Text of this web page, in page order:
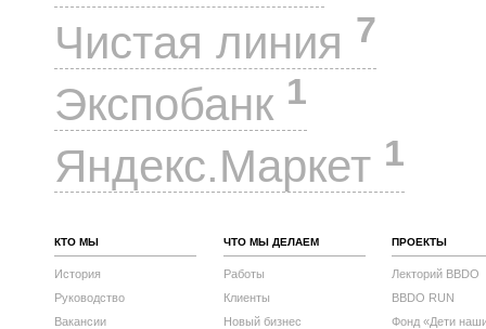
Чистая линия 7
Экспобанк 1
Яндекс.Маркет 1
КТО МЫ
История
Руководство
Вакансии
ЧТО МЫ ДЕЛАЕМ
Работы
Клиенты
Новый бизнес
ПРОЕКТЫ
Лекторий BBDO
BBDO RUN
Фонд «Дети